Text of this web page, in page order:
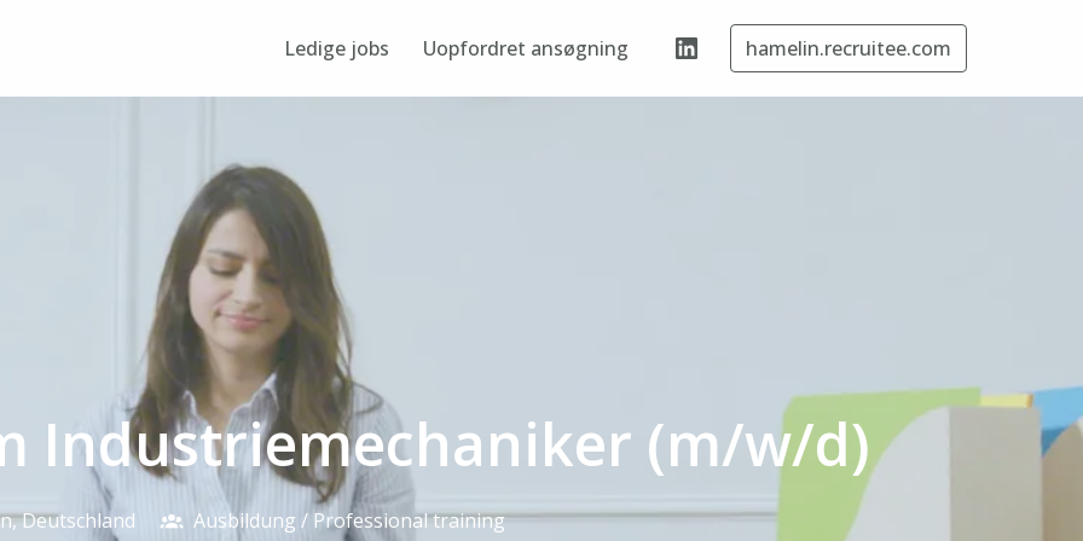
Ledige jobs Uopfordret ansøgning hamelin.recruitee.com
Industriemechaniker (m/w/d)
,Deutschland Ausbildung / Professional training